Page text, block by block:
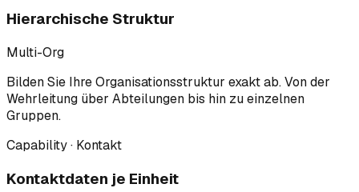
Hierarchische Struktur
Multi-Org
Bilden Sie Ihre Organisationsstruktur exakt ab. Von der
Wehrleitung über Abteilungen bis hin zu einzelnen
Gruppen.
Capability · Kontakt
Kontaktdaten je Einheit